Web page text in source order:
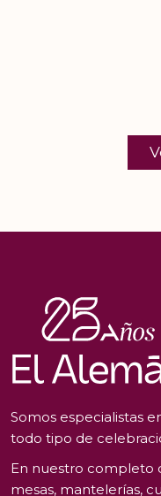
Somos especialistas
todo tipo de
En nuestro completo
mesas, mantelerías,